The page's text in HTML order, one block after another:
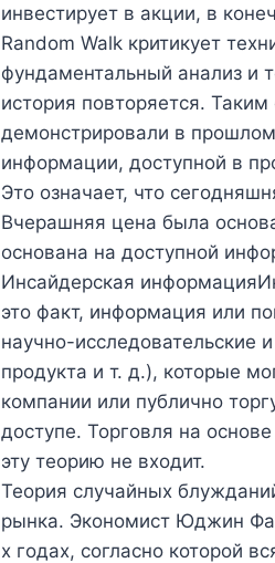
инвестирует в акции, в
Random Walk критикует
фундаментальный анализ и
история повторяется.
демонстрировали в
информации, доступной в
Это означает, что
Вчерашняя цена была
основана на доступной
Инсайдерская
это факт, информация или
научно-исследовательские
продукта и т. д.), которые
компании или публично
доступе. Торговля на
эту теорию не входит.
Теория случайных
рынка. Экономист Юджин
х годах, согласно которой